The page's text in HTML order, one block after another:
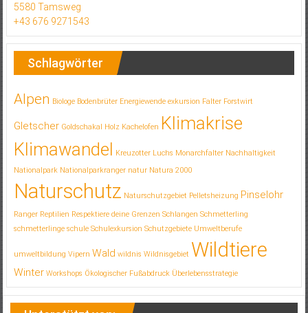
5580 Tamsweg
+43 676 9271543
Schlagwörter
Alpen Biologe Bodenbrüter Energiewende exkursion Falter Forstwirt
Gletscher Goldschakal Holz Kachelofen Klimakrise
Klimawandel Kreuzotter Luchs Monarchfalter Nachhaltigkeit
Nationalpark Nationalparkranger natur Natura 2000
Naturschutz Naturschutzgebiet Pelletsheizung Pinselohr
Ranger Reptilien Respektiere deine Grenzen Schlangen Schmetterling
schmetterlinge schule Schulexkursion Schutzgebiete Umweltberufe
umweltbildung Vipern Wald wildnis Wildnisgebiet Wildtiere
Winter Workshops Ökologischer Fußabdruck Überlebensstrategie